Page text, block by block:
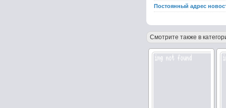
Постоянный адрес
Смотрите также в